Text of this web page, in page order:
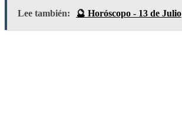
Lee también: 🔮 Horóscopo - 13 de Julio